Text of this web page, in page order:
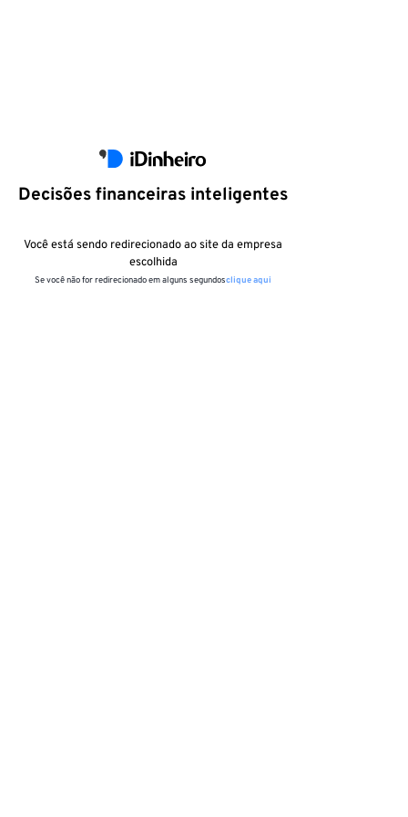
Decisões financeiras inteligentes
Você está sendo redirecionado ao site da empresa
escolhida
Se você não for redirecionado em alguns segundosclique aqui